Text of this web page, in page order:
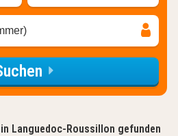
Languedoc-Roussillon gefunden